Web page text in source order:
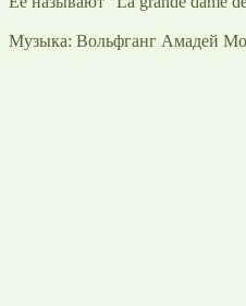
Музыка: Вольфганг Амадей